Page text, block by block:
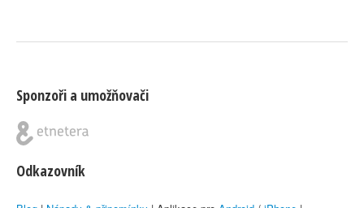
Sponzoři a umožňovači
Odkazovník